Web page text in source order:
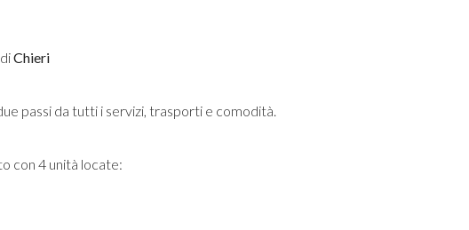
Chieri
passi da tutti i servizi, trasporti e comodità.
con 4 unità locate: